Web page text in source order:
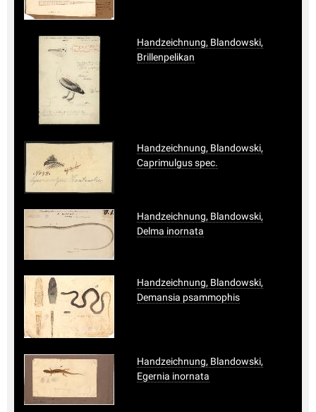
Handzeichnung, Blandowski,
Brillenpelikan
Handzeichnung, Blandowski,
Caprimulgus spec.
Handzeichnung, Blandowski,
Delma inornata
Handzeichnung, Blandowski,
Demansia psammophis
Handzeichnung, Blandowski,
Egernia inornata